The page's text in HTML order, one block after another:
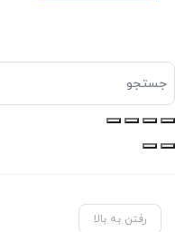
رفتن به بالا